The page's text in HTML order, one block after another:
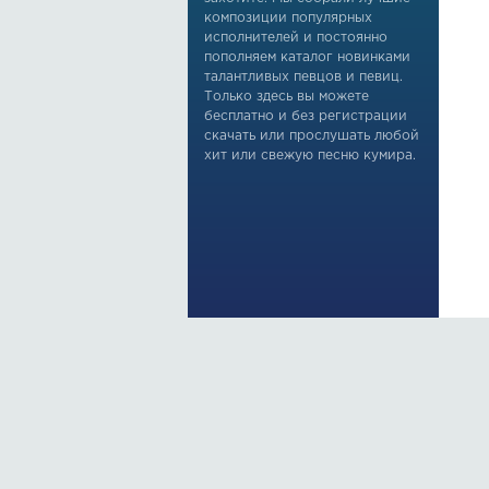
композиции популярных
исполнителей и постоянно
пополняем каталог новинками
талантливых певцов и певиц.
Только здесь вы можете
бесплатно и без регистрации
скачать или прослушать любой
хит или свежую песню кумира.